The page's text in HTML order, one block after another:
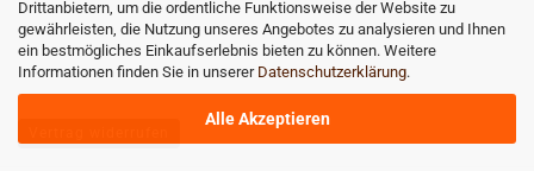
Drittanbietern, um die ordentliche Funktionsweise der Website zu
gewährleisten, die Nutzung unseres Angebotes zu analysieren und Ihnen
ein bestmögliches Einkaufserlebnis bieten zu können. Weitere
Informationen finden Sie in unserer Datenschutzerklärung.
Alle Akzeptieren